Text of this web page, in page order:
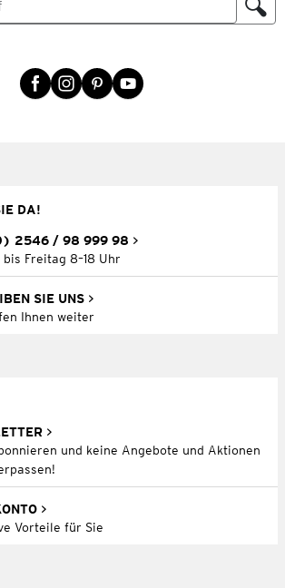
DA!
2546 / 98 999 98
bis Freitag 8–18 Uhr
SIE UNS
Ihnen weiter
und keine Angebote und Aktionen
Vorteile für Sie